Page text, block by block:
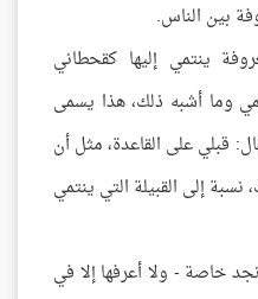
بين الناس.
ينتمي إليها كقحطاني
وما أشبه ذلك، هذا يسمى
قبلي على القاعدة، مثل أن
إلى القبيلة التي ينتمي
خاصة - ولا أعرفها إلا في